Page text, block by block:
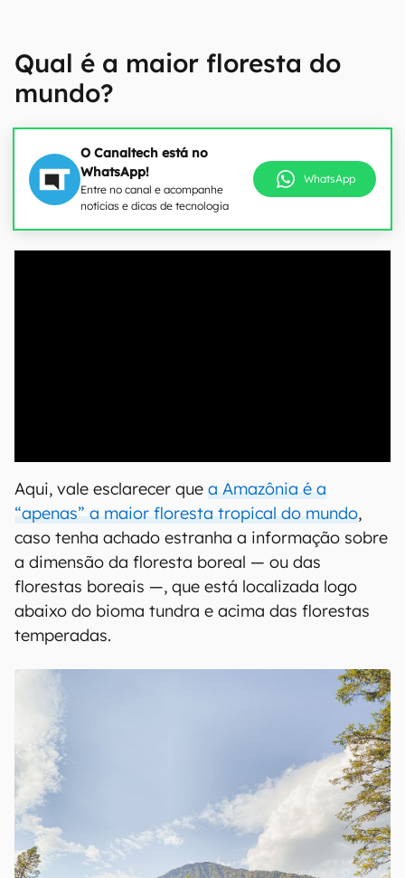
Qual é a maior floresta do
mundo?
O Canaltech está no
WhatsApp!
Entre no canal e acompanhe
notícias e dicas de tecnologia
WhatsApp
Aqui, vale esclarecer que a Amazônia é a
“apenas” a maior floresta tropical do mundo,
caso tenha achado estranha a informação sobre
a dimensão da floresta boreal — ou das
florestas boreais —, que está localizada logo
abaixo do bioma tundra e acima das florestas
temperadas.